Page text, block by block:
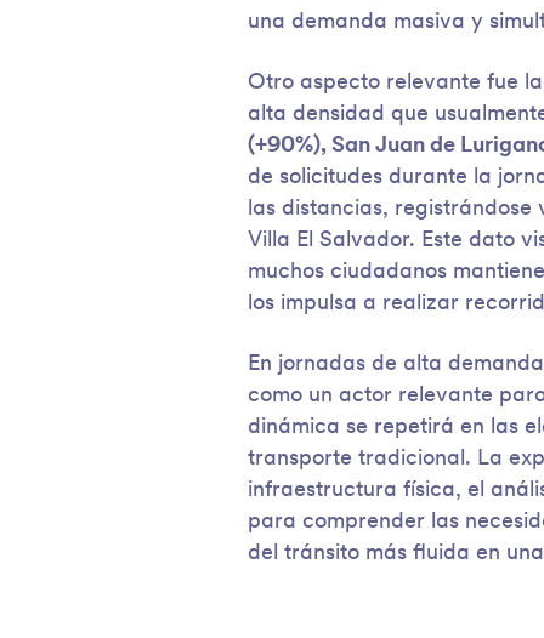
una demanda masiva y
Otro aspecto relevante fue
alta densidad que
(+90%), San Juan de
de solicitudes durante la
las distancias, registrándose
Villa El Salvador. Este dato
muchos ciudadanos
los impulsa a realizar
En jornadas de alta
como un actor relevante
dinámica se repetirá en las
transporte tradicional. La
infraestructura física, el
para comprender las
del tránsito más fluida en